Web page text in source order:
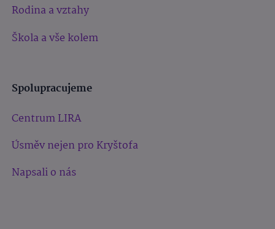
Rodina a vztahy
Škola a vše kolem
Spolupracujeme
Centrum LIRA
Úsměv nejen pro Kryštofa
Napsali o nás